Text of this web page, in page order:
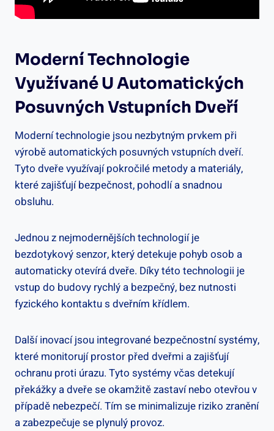
Moderní Technologie
Využívané U Automatických
Posuvných Vstupních​ Dveří
Moderní technologie jsou nezbytným prvkem ‌při
‍výrobě automatických posuvných ​vstupních dveří.
Tyto dveře⁢ využívají ‌pokročilé metody ​a materiály,
které zajišťují bezpečnost, pohodlí⁢ a ‌snadnou
obsluhu.
Jednou z nejmodernějších technologií je
bezdotykový senzor,⁢ který⁢ detekuje pohyb osob a
automaticky otevírá dveře.‍ Díky této ⁤technologii je
⁤vstup do ⁤budovy ⁢rychlý a​ bezpečný, bez nutnosti
fyzického kontaktu s dveřním ⁢křídlem.
Další inovací jsou integrované ⁣bezpečnostní ⁣systémy,
které monitorují prostor před​ dveřmi⁤ a zajišťují
⁢ochranu proti úrazu. Tyto ​systémy včas detekují
překážky⁣ a dveře ⁣se okamžitě zastaví⁤ nebo otevřou v
případě nebezpečí.⁢ Tím se minimalizuje riziko zranění
a zabezpečuje ‌se plynulý provoz.